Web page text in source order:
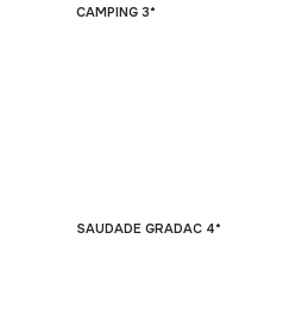
CAMPING 3*
SAUDADE GRADAC 4*